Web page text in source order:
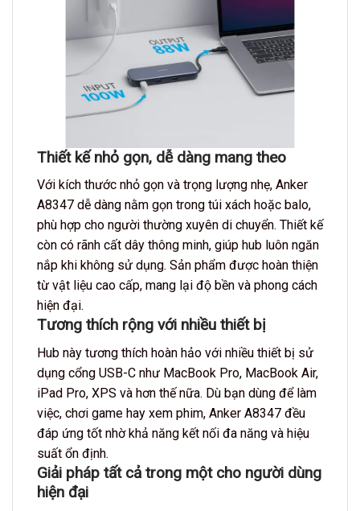
Thiết kế nhỏ gọn, dễ dàng mang theo
Với kích thước nhỏ gọn và trọng lượng nhẹ, Anker
A8347 dễ dàng nằm gọn trong túi xách hoặc balo,
phù hợp cho người thường xuyên di chuyển. Thiết kế
còn có rãnh cất dây thông minh, giúp hub luôn ngăn
nắp khi không sử dụng. Sản phẩm được hoàn thiện
từ vật liệu cao cấp, mang lại độ bền và phong cách
hiện đại.
Tương thích rộng với nhiều thiết bị
Hub này tương thích hoàn hảo với nhiều thiết bị sử
dụng cổng USB-C như MacBook Pro, MacBook Air,
iPad Pro, XPS và hơn thế nữa. Dù bạn dùng để làm
việc, chơi game hay xem phim, Anker A8347 đều
đáp ứng tốt nhờ khả năng kết nối đa năng và hiệu
suất ổn định.
Giải pháp tất cả trong một cho người dùng
hiện đại